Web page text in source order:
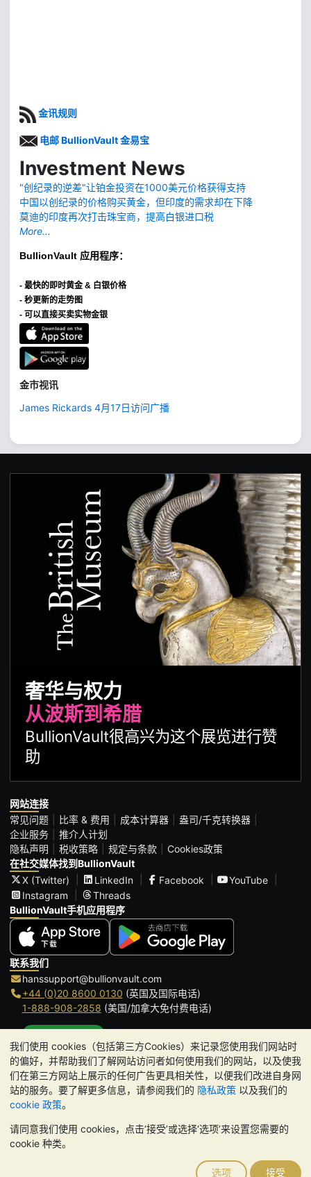
我们使用 cookies（包括第三方Cookies）来记录您使用我们网站时
的偏好，并帮助我们了解网站访问者如何使用我们的网站，以及使我
们在第三方网站上展示的任何广告更具相关性，以便我们改进自身网
站的服务。要了解更多信息，请参阅我们的 隐私政策 以及我们的
cookie 政策。
请同意我们使用 cookies，点击‘接受’或选择‘选项’来设置您需要的
cookie 种类。
选项 接受
金讯规则
电邮 BullionVault 金易宝
Investment News
"创纪录的逆差"让铂金投资在1000美元价格获得支持
中国以创纪录的价格购买黄金，但印度的需求却在下降
莫迪的印度再次打击珠宝商，提高白银进口税
More...
BullionVault 应用程序：
- 最快的即时黄金 & 白银价格
- 秒更新的走势图
- 可以直接买卖实物金银
金市视讯
James Rickards 4月17日访问广播
奢华与权力
从波斯到希腊
BullionVault很高兴为这个展览进行赞
助
网站连接
常见问题
比率 & 费用 成本计算器
盎司/千克转换器
企业服务
推介人计划
隐私声明
税收策略 规定与条款
Cookies政策
在社交媒体找到BullionVault
X (Twitter)
LinkedIn Facebook
YouTube
Instagram
Threads
BullionVault手机应用程序
联系我们
hanssupport@bullionvault.com
+44 (0)20 8600 0130 (英国及国际电话)
1-888-908-2858 (美国/加拿大免付费电话)
办公时间:
9am to 8:30pm (英国时间), 周一至周五
Galmarley Ltd T/A BullionVault
3 Shortlands (7th Floor)
London
W6 8DA
贵金属的价值可能下跌也可能上涨。历史趋势不能保证未来